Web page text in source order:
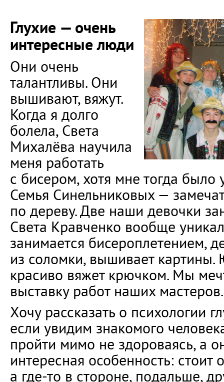
Глухие — очень
интересные люди
Они очень
талантливы. Они
вышивают, вяжут.
Когда я долго
болела, Света
Михалёва научила
меня работать
с бисером, хотя мне тогда было
Семья Синельниковых —
по дереву. Две наши девочки
Света Кравченко вообще
занимается бисероплетением,
из соломки, вышивает
красиво вяжет крючком. Мы
выставку работ наших мастеров.
Хочу рассказать о психологии
если увидим знакомого
пройти мимо не здороваясь, а
интересная особенность: стоит
а где-то в стороне, подальше,